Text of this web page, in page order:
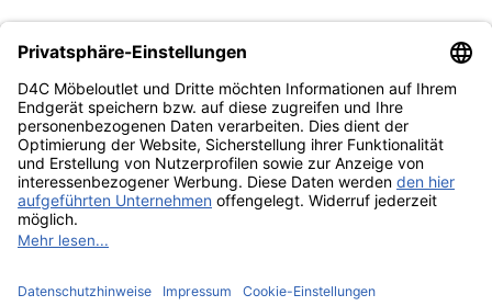
* Alle Preise inkl. gesetzl. Mehrwertsteuer zzgl. evtl.Versandkostenund
ggf. Nachnahmegebühren, wenn nicht anders beschrieben
Copyright © d4c Möbel Outlet - Alle Rechte vorbehalten
Diese Website benutzt Cookies, die für den technischen Betrieb
der Website erforderlich sind und stets gesetzt werden.
Andere Cookies, die den Komfort bei Benutzung dieser Website
erhöhen, der Direktwerbung dienen oder die Interaktion mit
sollen, werden nur mit Ihrer Zustimmung gesetzt.